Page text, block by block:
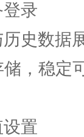
录
史数据
，稳定
置